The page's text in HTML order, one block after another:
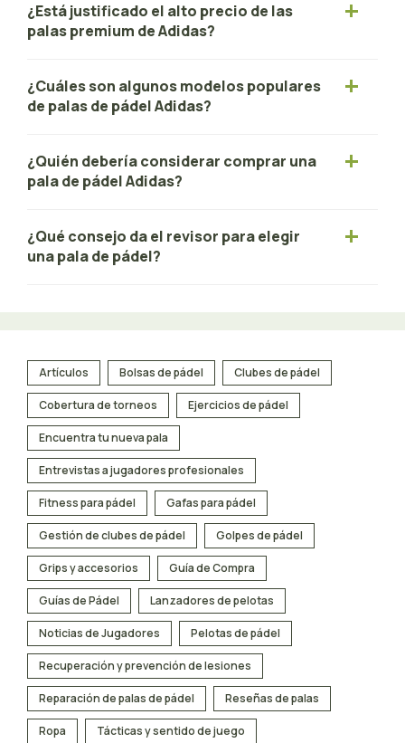
¿Está justificado el alto precio de las
palas premium de Adidas?
¿Cuáles son algunos modelos populares
de palas de pádel Adidas?
¿Quién debería considerar comprar una
pala de pádel Adidas?
¿Qué consejo da el revisor para elegir
una pala de pádel?
Artículos Bolsas de pádel Clubes de pádel
Cobertura de torneos Ejercicios de pádel
Encuentra tu nueva pala
Entrevistas a jugadores profesionales
Fitness para pádel Gafas para pádel
Gestión de clubes de pádel Golpes de pádel
Grips y accesorios Guía de Compra
Guías de Pádel Lanzadores de pelotas
Noticias de Jugadores Pelotas de pádel
Recuperación y prevención de lesiones
Reparación de palas de pádel Reseñas de palas
Ropa Tácticas y sentido de juego